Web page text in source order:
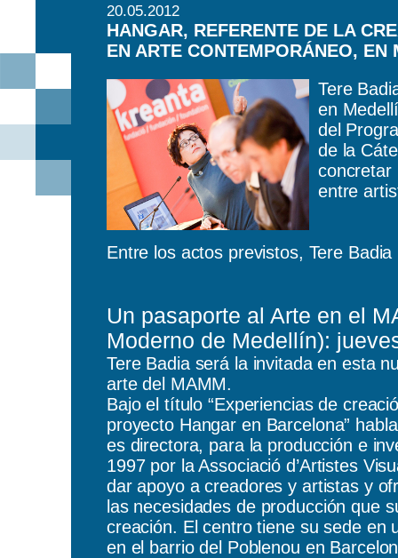
20.05.2012
HANGAR, REFERENTE DE LA
EN ARTE CONTEMPORÁNEO, EN
Tere
en
del
de la
concretar
entre
Entre los actos previstos, Tere
Un pasaporte al Arte en el
Moderno de Medellín):
Tere Badiaserá la invitada en esta
arte del MAMM.
Bajo el título “Experiencias de
proyecto Hangar en Barcelona”
es directora, para la producción e
1997 por la Associació d’Artistes
dar apoyo a creadores y artistas y
las necesidades de producción que
creación. El centro tiene su sede en
en el barrio del Poblenou en